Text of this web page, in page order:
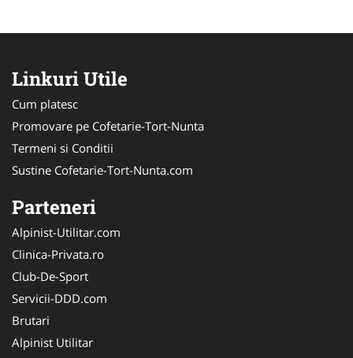
Linkuri Utile
Cum platesc
Promovare pe Cofetarie-Tort-Nunta
Termeni si Conditii
Sustine Cofetarie-Tort-Nunta.com
Parteneri
Alpinist-Utilitar.com
Clinica-Privata.ro
Club-De-Sport
Servicii-DDD.com
Brutari
Alpinist Utilitar